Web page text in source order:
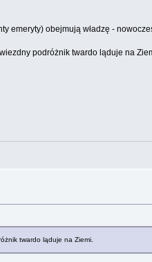
emeryty) obejmują władzę -
podróżnik twardo ląduje na
twardo ląduje na Ziemi.